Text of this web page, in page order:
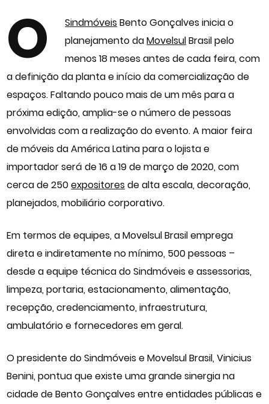
O SindmóveisBento Gonçalves inicia o
planejamento daMovelsulBrasil pelo
menos 18 meses antes de cada feira, com
a definição da planta e início da comercialização de
espaços. Faltando pouco mais de um mês para a
próxima edição, amplia-se o número de pessoas
envolvidas com a realização do evento. A maior feira
de móveis da América Latina para o lojista e
importador será de 16 a 19 de março de 2020, com
cerca de 250expositoresde alta escala, decoração,
planejados, mobiliário corporativo.
Em termos de equipes, a Movelsul Brasil emprega
direta e indiretamente no mínimo, 500 pessoas –
desde a equipe técnica do Sindmóveis e assessorias,
limpeza, portaria, estacionamento, alimentação,
recepção, credenciamento, infraestrutura,
ambulatório e fornecedores em geral.
O presidente do Sindmóveis e Movelsul Brasil, Vinicius
Benini, pontua que existe uma grande sinergia na
cidade de Bento Gonçalves entre entidades públicas e